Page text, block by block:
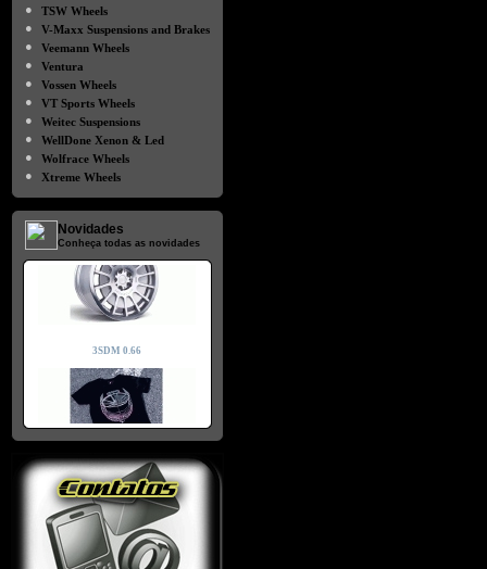
●
TSW Wheels
●
V-Maxx Suspensions and Brakes
●
Veemann Wheels
●
Ventura
●
Vossen Wheels
●
VT Sports Wheels
●
Weitec Suspensions
●
WellDone Xenon & Led
●
Wolfrace Wheels
●
Xtreme Wheels
Novidades
Conheça todas as novidades